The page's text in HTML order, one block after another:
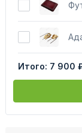
Итого: 7 900